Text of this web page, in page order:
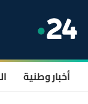
أخبار وطنية